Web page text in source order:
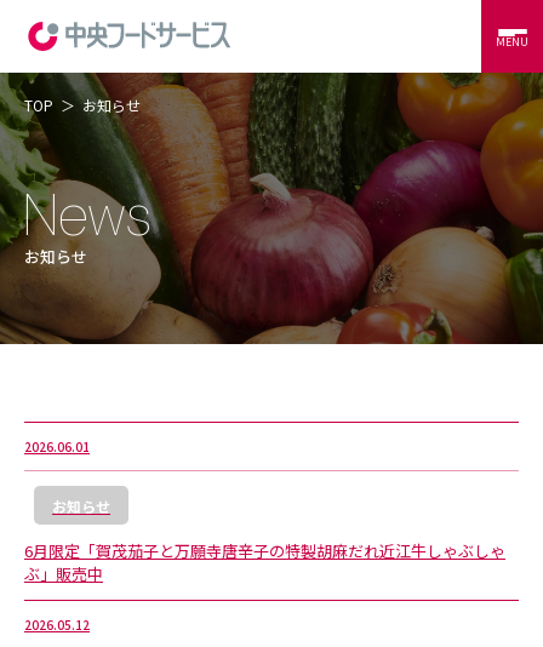
当社の強み
コントラクトフードサービス
外食サービス
事例紹介
会社概要
CSR
MENU
TOP お知らせ
お知らせ
2026.06.01
お知らせ
6月限定「賀茂茄子と万願寺唐辛子の特製胡麻だれ近江牛しゃぶしゃ
ぶ」販売中
2026.05.12